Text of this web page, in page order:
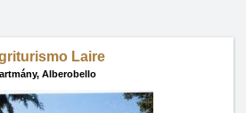
Laire
Alberobello